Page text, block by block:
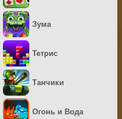
Зума
Тетрис
Танчики
Огонь и Вода